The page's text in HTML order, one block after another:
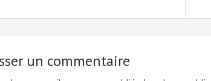
un commentaire